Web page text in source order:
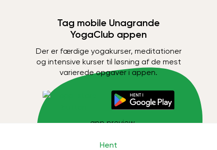
Tag mobile Unagrande
YogaClub appen
Der er færdige yogakurser, meditationer
og intensive kurser til løsning af de mest
varierede opgaver i appen.
Hent